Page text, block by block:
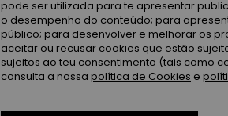
pode ser utilizada para te apresentar
o desempenho do conteúdo; para
público; para desenvolver e melhorar os
aceitar ou recusar cookies que estão
sujeitos ao teu consentimento (tais como
consulta a nossa política de Cookies e